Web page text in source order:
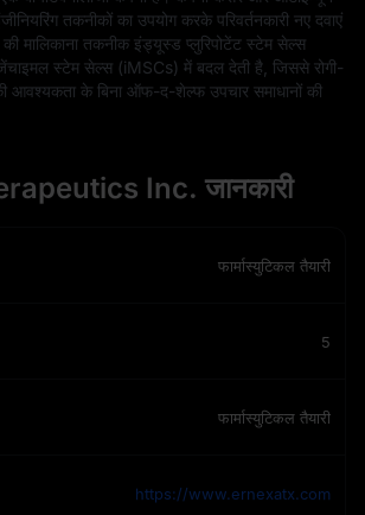
तकनीकों का उपयोग करके परिवर्तनकारी नए दवाएं
मालिकाना तकनीक इंड्यूस्ड प्लुरिपोटेंट स्टेम सेल्स
स्टेम सेल्स (iMSCs) में बदल देती है, जिससे रोगी-
आवश्यकता के बिना ऑफ-द-शेल्फ उपचार समाधानों की
Inc. जानकारी
फार्मास्युटिकल तैयारी
5
फार्मास्युटिकल तैयारी
https://www.ernexatx.com